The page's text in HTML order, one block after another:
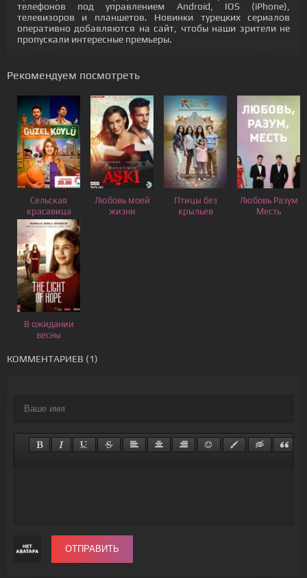
телефонов под управлением Android, IOS (iPhone),
телевизоров и планшетов. Новинки турецких сериалов
оперативно добавляются на сайт, чтобы наши зрители не
пропускали интересные премьеры.
Рекомендуем посмотреть
Сельская
красавица
Любовь моей
жизни
Птицы без
крыльев
Любовь Разум
Месть
В ожидании
весны
КОММЕНТАРИЕВ (1)
ОТПРАВИТЬ